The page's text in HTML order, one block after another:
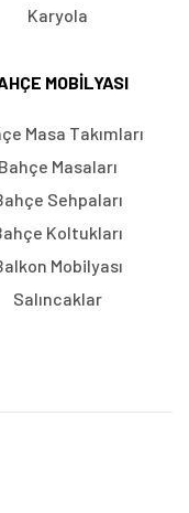
Karyola
MOBILYASI
Masa Takımları
Bahçe Masaları
Sehpaları
Koltukları
Mobilyası
Salıncaklar